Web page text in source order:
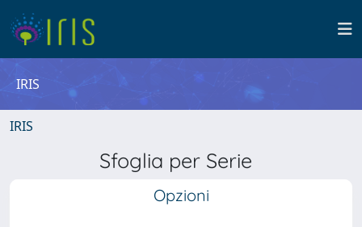
IRIS
IRIS
Sfoglia per Serie
Opzioni